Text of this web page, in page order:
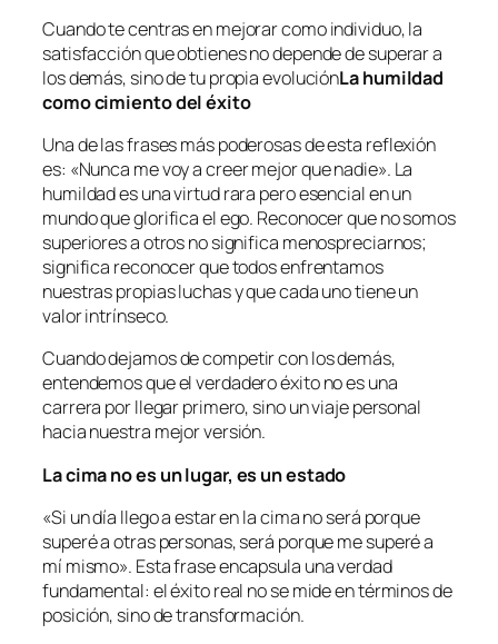
Cuando te centras en mejorar como individuo, la
satisfacción que obtienes no depende de superar a
los demás, sino de tu propia evoluciónLa humildad
como cimiento del éxito
Una de las frases más poderosas de esta reflexión
es: «Nunca me voy a creer mejor que nadie». La
humildad es una virtud rara pero esencial en un
mundo que glorifica el ego. Reconocer que no somos
superiores a otros no significa menospreciarnos;
significa reconocer que todos enfrentamos
nuestras propias luchas y que cada uno tiene un
valor intrínseco.
Cuando dejamos de competir con los demás,
entendemos que el verdadero éxito no es una
carrera por llegar primero, sino un viaje personal
hacia nuestra mejor versión.
La cima no es un lugar, es un estado
«Si un día llego a estar en la cima no será porque
superé a otras personas, será porque me superé a
mí mismo». Esta frase encapsula una verdad
fundamental: el éxito real no se mide en términos de
posición, sino de transformación.